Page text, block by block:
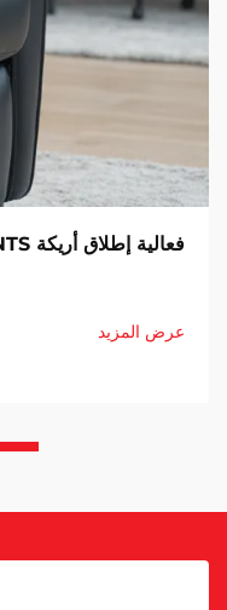
فعالية إطلاق أريكة V-MOUNTS الوظيفية القابلة للإمالة
عرض المزيد